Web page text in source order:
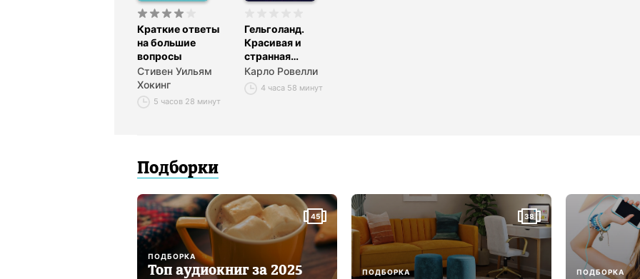
Краткие ответы
на большие
вопросы
Стивен Уильям
Хокинг
5 часов 28 минут
Гельголанд.
Красивая и
странная
квантовая физика
Карло Ровелли
4 часа 58 минут
Подборки
45
ПОДБОРКА
Топ аудиокниг за 2025
38
ПОДБОРКА ПОДБОРКА